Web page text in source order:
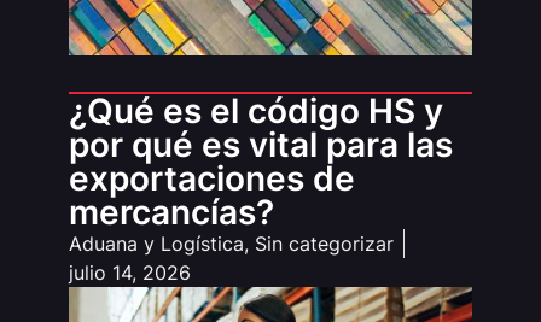
¿Qué es el código HS y
por qué es vital para las
exportaciones de
mercancías?
Aduana y Logística, Sin categorizar
julio 14, 2026